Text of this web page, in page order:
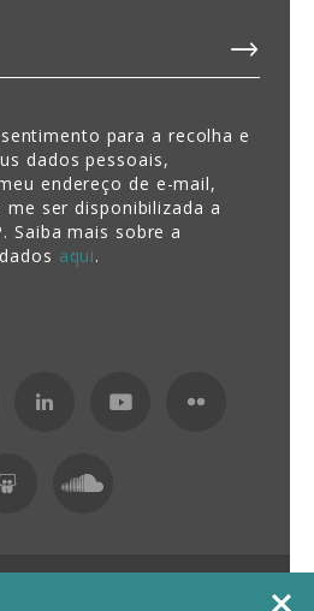

para a recolha e
dados pessoais,
endereço de e-mail,
ser disponibilizada a
Saiba mais sobre a
aqui.